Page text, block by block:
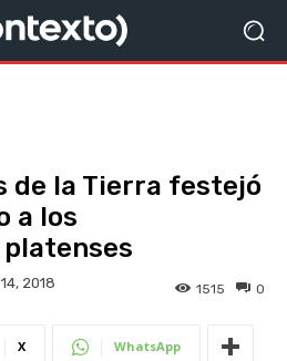
de la Tierra festejó
a los
2018 0
1515
X WhatsApp